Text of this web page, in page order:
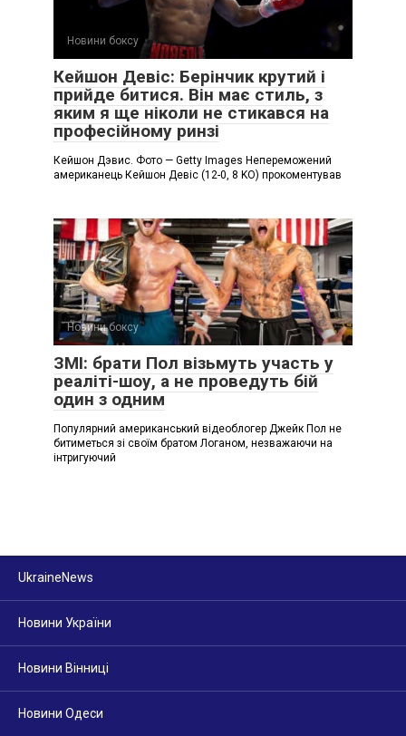
Новини боксу
Кейшон Девіс: Берінчик крутий і
прийде битися. Він має стиль, з
яким я ще ніколи не стикався на
професійному ринзі
Кейшон Дэвис. Фото — Getty Images Непереможений
американець Кейшон Девіс (12-0, 8 KO) прокоментував
Новини боксу
ЗМІ: брати Пол візьмуть участь у
реаліті-шоу, а не проведуть бій
один з одним
Популярний американський відеоблогер Джейк Пол не
битиметься зі своїм братом Логаном, незважаючи на
інтригуючий
UkraineNews
Новини України
Новини Вінниці
Новини Одеси